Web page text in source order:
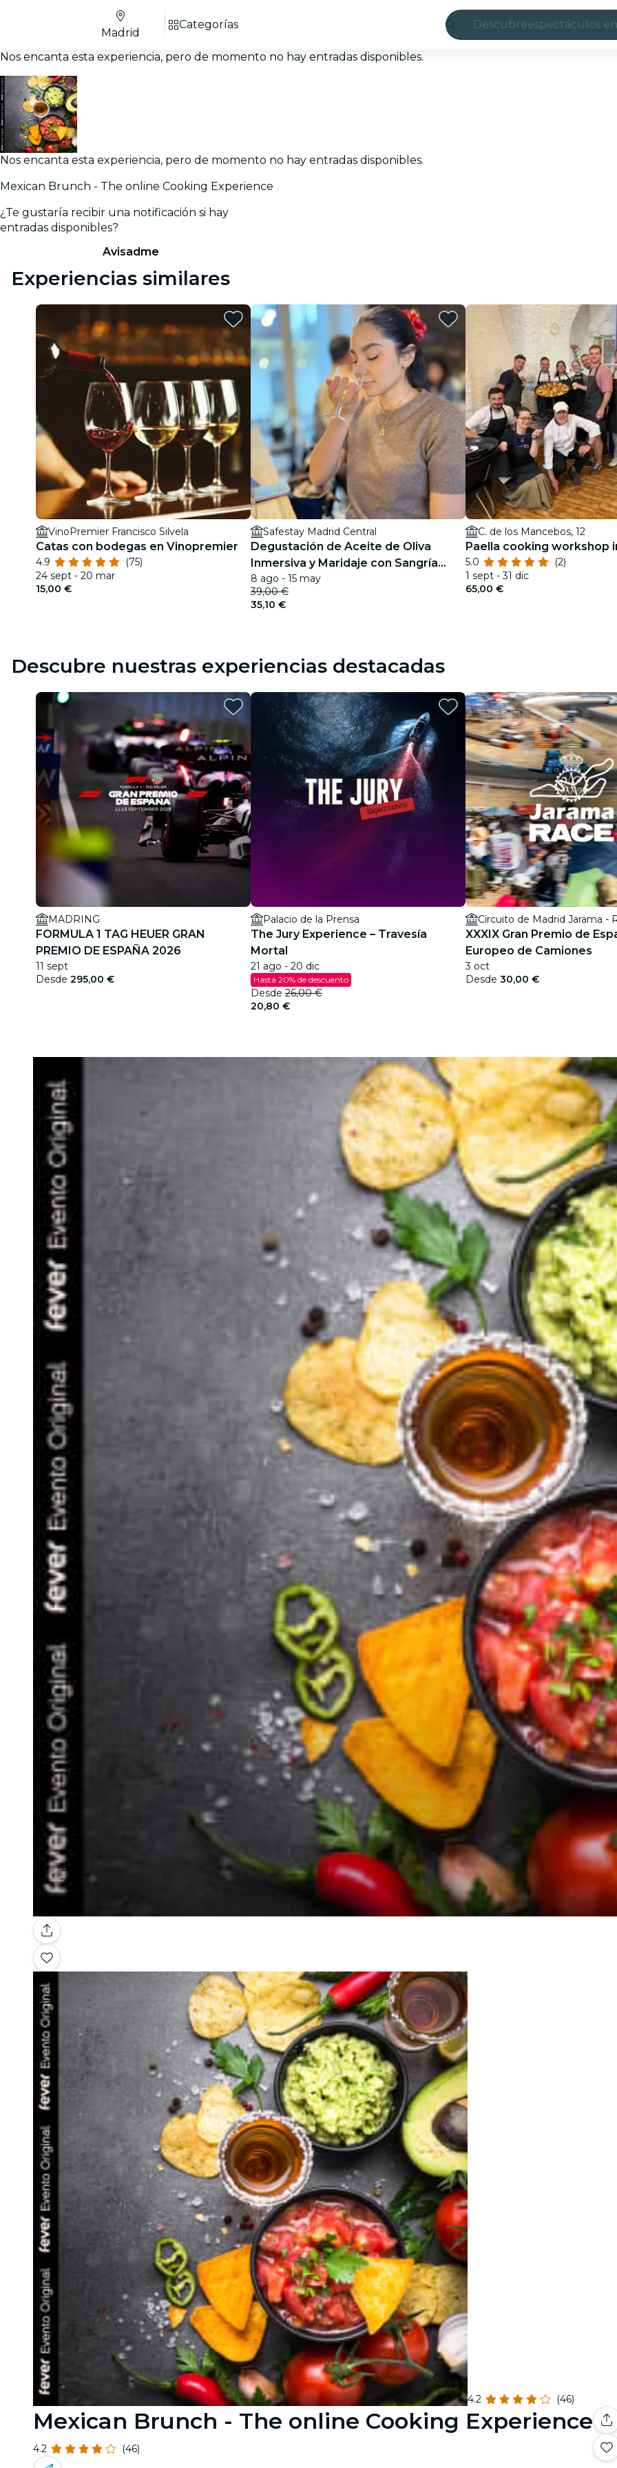
Descubreespectáculos
restaurantes
cine
Madrid
Categorías
Nos encanta esta experiencia, pero de momento no hay entradas disponibles.
Nos encanta esta experiencia, pero de momento no hay entradas disponibles.
Mexican Brunch - The online Cooking Experience
¿Te gustaría recibir una notificación si hay
entradas disponibles?
Avisadme
Experiencias similares
VinoPremier Francisco Silvela
Catas con bodegas en Vinopremier
4.9
(75)
24 sept - 20 mar
15,00 €
Safestay Madrid Central
Degustación de Aceite de Oliva
Inmersiva y Maridaje con Sangría
Ilimitada
8 ago - 15 may
39,00 €
35,10 €
C. de los Mancebos, 12
Paella cooking workshop
5.0
(2)
1 sept - 31 dic
65,00 €
Descubre nuestras experiencias destacadas
MADRING
FORMULA 1 TAG HEUER GRAN
PREMIO DE ESPAÑA 2026
11 sept
Desde 295,00 €
Palacio de la Prensa
The Jury Experience – Travesía
Mortal
21 ago - 20 dic
Hasta 20% de descuento
Desde 26,00 €
20,80 €
Circuito de Madrid Jarama -
XXXIX Gran Premio de
Europeo de Camiones
3 oct
Desde 30,00 €
Galería
4.2 (46)
Mexican Brunch - The online Cooking Experience
4.2 (46)